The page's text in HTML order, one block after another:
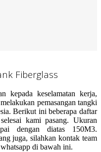
Fiberglass
kepada keselamatan kerja,
pemasangan tangki
Berikut ini beberapa daftar
kami pasang. Ukuran
dengan diatas 150M3.
juga, silahkan kontak team
di bawah ini.